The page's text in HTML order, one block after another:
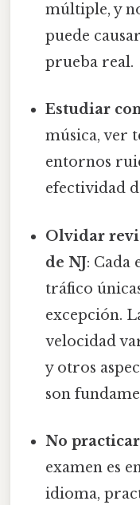
múltiple, y
puede
prueba real.
Estudiar
música, ver
entornos
efectividad
Olvidar
de NJ: Cada
tráfico
excepción.
velocidad
y otros
son
No
examen es
idioma,